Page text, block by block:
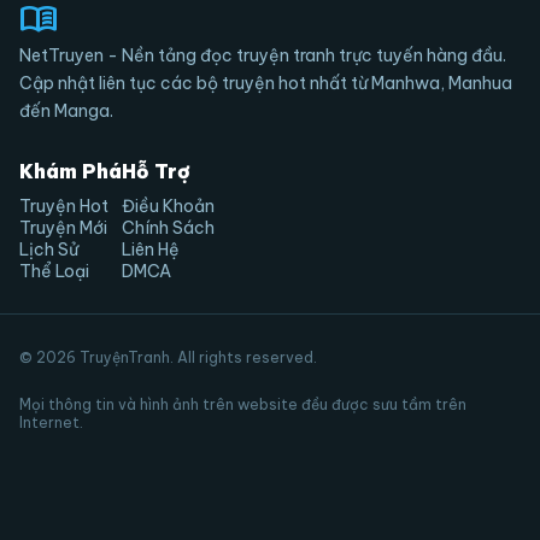
menu_book
NetTruyen - Nền tảng đọc truyện tranh trực tuyến hàng đầu.
Cập nhật liên tục các bộ truyện hot nhất từ Manhwa, Manhua
đến Manga.
Khám Phá
Truyện Hot
Truyện Mới
Lịch Sử
Thể Loại
Hỗ Trợ
Điều Khoản
Chính Sách
Liên Hệ
DMCA
© 2026 TruyệnTranh. All rights reserved.
Mọi thông tin và hình ảnh trên website đều được sưu tầm trên
Internet.